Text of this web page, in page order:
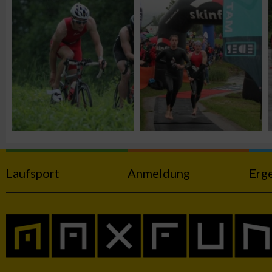
Laufsport Anmeldung